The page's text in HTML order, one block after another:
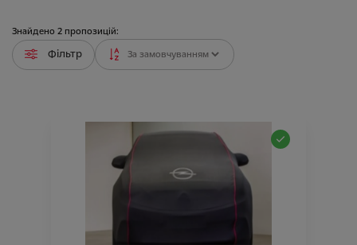
Знайдено 2 пропозицій:
Фільтр